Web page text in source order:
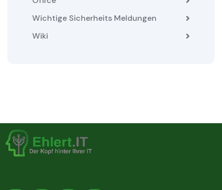
Wichtige Sicherheits Meldungen
Wiki